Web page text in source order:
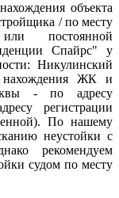
объекта
/ по месту
постоянной
Спайрс" у
Никулинский
ЖК и
- по адресу
регистрации
По нашему
неустойки с
рекомендуем
судом по месту